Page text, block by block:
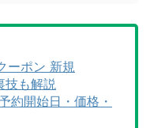
ーポン 新規
技も解説
約開始日・価格・